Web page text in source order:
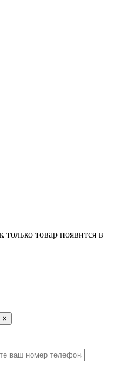
товар появится в
×